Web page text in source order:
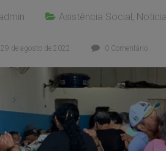
Asistência Social ,
29 de agosto de 2022 0 Comentário